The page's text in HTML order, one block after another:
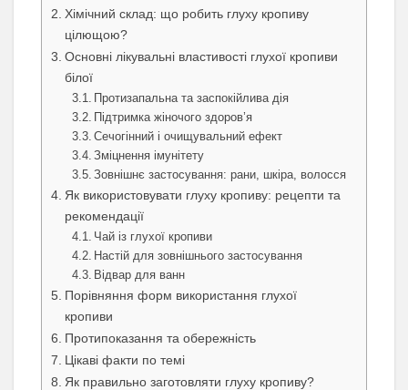
Хімічний склад: що робить глуху кропиву
цілющою?
Основні лікувальні властивості глухої кропиви
білої
Протизапальна та заспокійлива дія
Підтримка жіночого здоров’я
Сечогінний і очищувальний ефект
Зміцнення імунітету
Зовнішнє застосування: рани, шкіра, волосся
Як використовувати глуху кропиву: рецепти та
рекомендації
Чай із глухої кропиви
Настій для зовнішнього застосування
Відвар для ванн
Порівняння форм використання глухої
кропиви
Протипоказання та обережність
Цікаві факти по темі
Як правильно заготовляти глуху кропиву?